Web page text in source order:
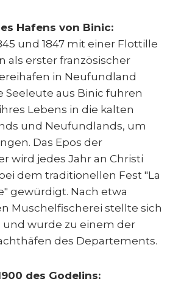
Hafens von Binic:
und 1847 mit einer Flottille
als erster französischer
in Neufundland
Seeleute aus Binic fuhren
Lebens in die kalten
und Neufundlands, um
Das Epos der
wird jedes Jahr an Christi
dem traditionellen Fest "La
gewürdigt. Nach etwa
Muschelfischerei stellte sich
und wurde zu einem der
des Departements.
des Godelins: